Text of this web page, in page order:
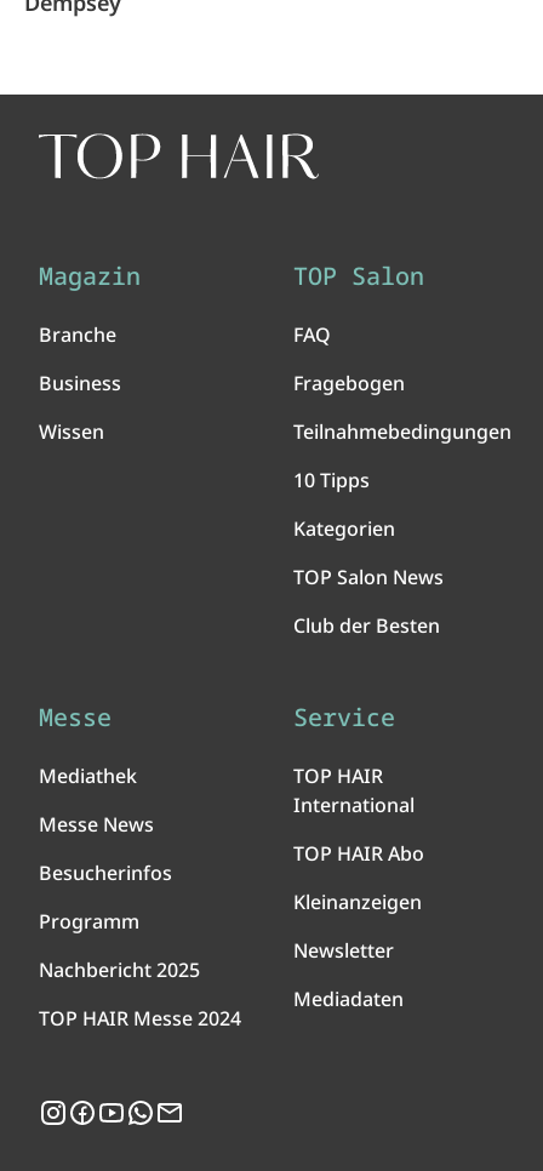
Magazin
Branche
Business
Wissen
TOP Salon
FAQ
Fragebogen
Teilnahmebedingungen
10 Tipps
Kategorien
TOP Salon News
Club der Besten
Messe
Mediathek
Messe News
Besucherinfos
Programm
Nachbericht 2025
TOP HAIR Messe 2024
Service
TOP HAIR
International
TOP HAIR Abo
Kleinanzeigen
Newsletter
Mediadaten
Instagram
Facebook
YouTubeWhatsApp